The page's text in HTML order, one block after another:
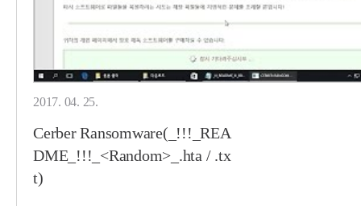
2017. 04. 25.
Cerber Ransomware(_!!!_REA
DME_!!!_<Random>_.hta / .tx
t)